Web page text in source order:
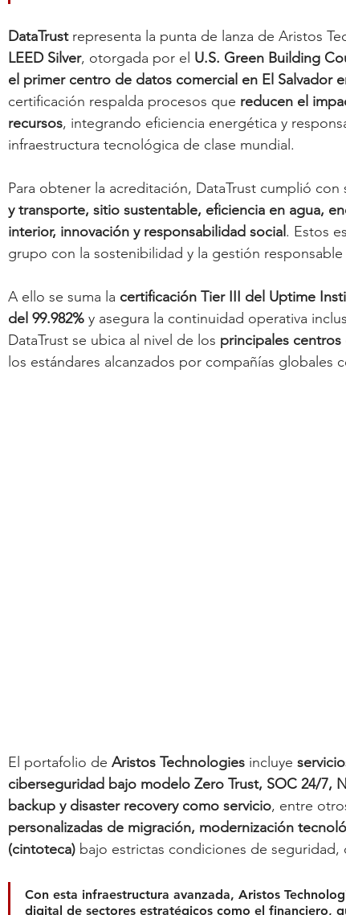
DataTrust representa la punta de lanza de Aristos
LEED Silver, otorgada por el U.S. Green Building
el primer centro de datos comercial en El Salvador
certificación respalda procesos que reducen el
recursos, integrando eficiencia energética y
infraestructura tecnológica de clase mundial.
Para obtener la acreditación, DataTrust cumplió con
y transporte, sitio sustentable, eficiencia en agua,
interior, innovación y responsabilidad social . Estos
grupo con la sostenibilidad y la gestión
A ello se suma la certificación Tier III del Uptime
del 99.982% y asegura la continuidad operativa
DataTrust se ubica al nivel de los principales
los estándares alcanzados por compañías globales
El portafolio de Aristos Technologies incluye
ciberseguridad bajo modelo Zero Trust, SOC 24/7,
backup y disaster recovery como servicio, entre
personalizadas de migración, modernización
(cintoteca) bajo estrictas condiciones de seguridad,
Con esta infraestructura avanzada, Aristos
digital de sectores estratégicos como el financiero,